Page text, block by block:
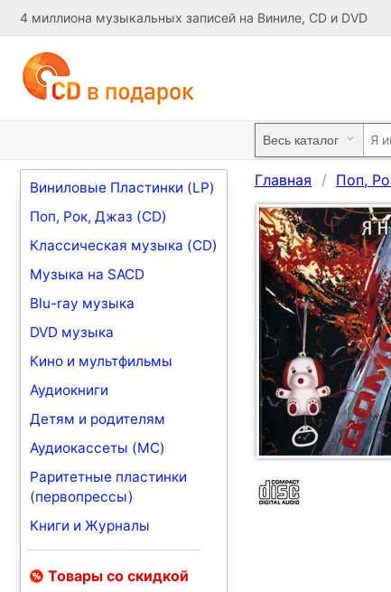
4 миллиона музыкальных записей на Виниле, CD и DVD
Виниловые Пластинки (LP)
Поп, Рок, Джаз (CD)
Классическая музыка (CD)
Музыка на SACD
Blu-ray музыка
DVD музыка
Кино и мультфильмы
Аудиокниги
Детям и родителям
Аудиокассеты (MC)
Раритетные пластинки
(первопрессы)
Книги и Журналы
Товары со скидкой
Главная Поп,